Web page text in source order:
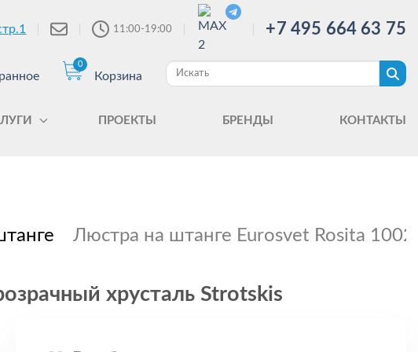
11:00-19:00 +7 495 664 63 75
0
Корзина
ПРОЕКТЫ БРЕНДЫ КОНТАКТЫ
Люстра на штанге Eurosvet Rosita
хрусталь Strotskis